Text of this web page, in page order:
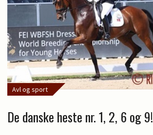
Avl og sport
De danske heste nr. 1, 2, 6 og 9!